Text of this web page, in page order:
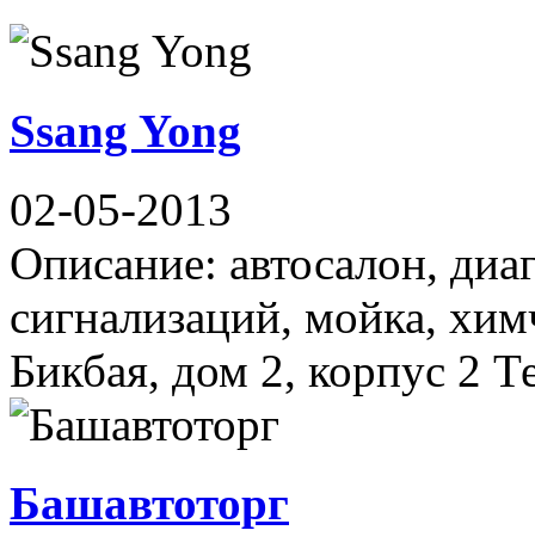
Ssang Yong
02-05-2013
Описание: автосалон,
сигнализаций, мойка,
Бикбая, дом 2, корпус 2
Башавтоторг